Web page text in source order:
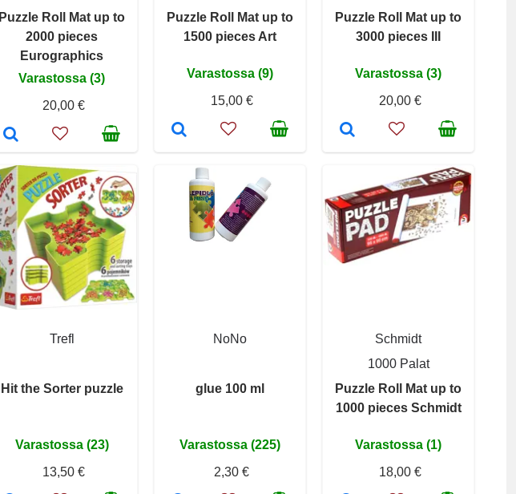
Puzzle Roll Mat up to
2000 pieces
Eurographics
Varastossa (3)
20,00 €
Puzzle Roll Mat up to
1500 pieces Art
Varastossa (9)
15,00 €
Puzzle Roll Mat up to
3000 pieces III
Varastossa (3)
20,00 €
Trefl
Hit the Sorter puzzle
Varastossa (23)
13,50 €
NoNo
glue 100 ml
Varastossa (225)
2,30 €
Schmidt
1000 Palat
Puzzle Roll Mat up to
1000 pieces Schmidt
Varastossa (1)
18,00 €